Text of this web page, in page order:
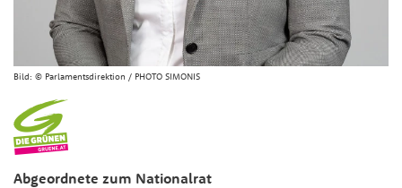
Bild: © Parlamentsdirektion / PHOTO SIMONIS
Abgeordnete zum Nationalrat